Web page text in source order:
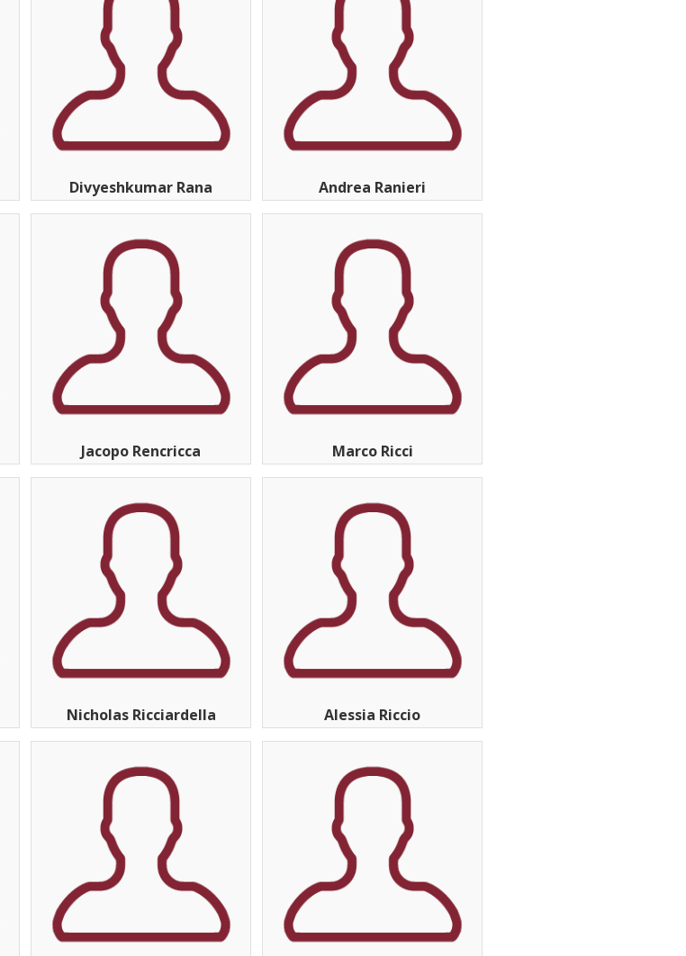
Divyeshkumar Rana Andrea Ranieri
Jacopo Rencricca Marco Ricci
Nicholas Ricciardella Alessia Riccio